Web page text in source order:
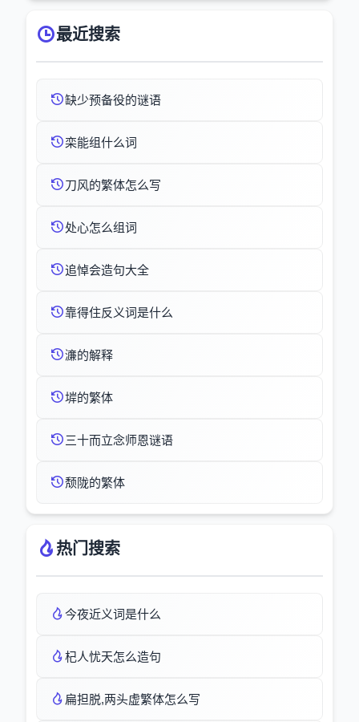
最近搜索
缺少预备役的谜语
栾能组什么词
刀风的繁体怎么写
处心怎么组词
追悼会造句大全
靠得住反义词是什么
濓的解释
堓的繁体
三十而立念师恩谜语
颓陇的繁体
热门搜索
今夜近义词是什么
杞人忧天怎么造句
扁担脱,两头虚繁体怎么写